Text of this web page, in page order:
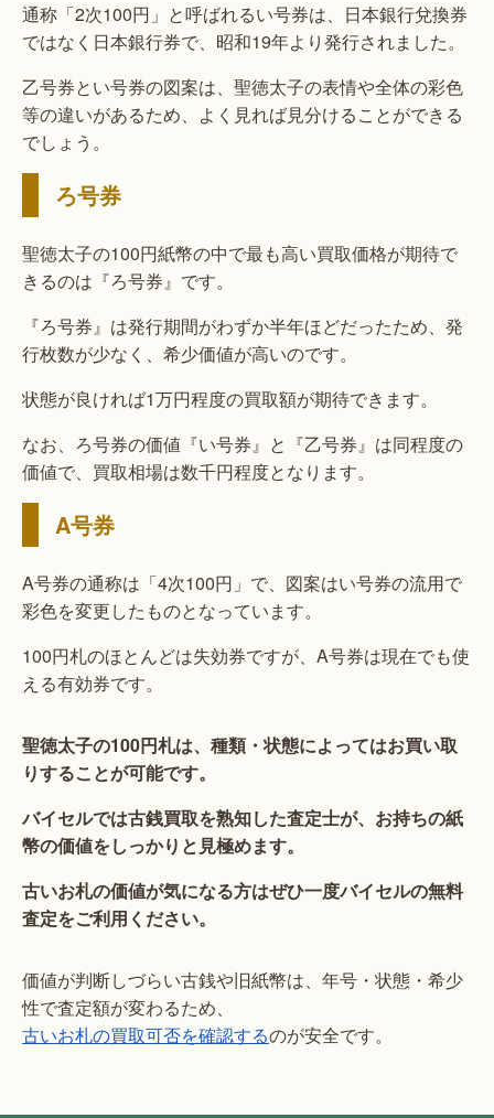
通称「2次100円」と呼ばれるい号券は、日本銀行兌換券
ではなく日本銀行券で、昭和19年より発行されました。
乙号券とい号券の図案は、聖徳太子の表情や全体の彩色
等の違いがあるため、よく見れば見分けることができる
でしょう。
ろ号券
聖徳太子の100円紙幣の中で最も高い買取価格が期待で
きるのは『ろ号券』です。
『ろ号券』は発行期間がわずか半年ほどだったため、発
行枚数が少なく、希少価値が高いのです。
状態が良ければ1万円程度の買取額が期待できます。
なお、ろ号券の価値『い号券』と『乙号券』は同程度の
価値で、買取相場は数千円程度となります。
A号券
A号券の通称は「4次100円」で、図案はい号券の流用で
彩色を変更したものとなっています。
100円札のほとんどは失効券ですが、A号券は現在でも使
える有効券です。
聖徳太子の100円札は、種類・状態によってはお買い取
りすることが可能です。
バイセルでは古銭買取を熟知した査定士が、お持ちの紙
幣の価値をしっかりと見極めます。
古いお札の価値が気になる方はぜひ一度バイセルの無料
査定をご利用ください。
価値が判断しづらい古銭や旧紙幣は、年号・状態・希少
性で査定額が変わるため、
古いお札の買取可否を確認するのが安全です。